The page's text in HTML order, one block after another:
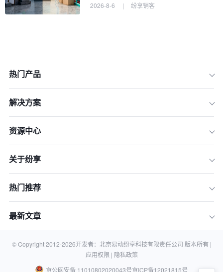
一、了解著作权
五、维护著作权的重要性
2026-8-6 | 纷享销客
热门产品
解决方案
资源中心
关于纷享
热门推荐
最新文章
© Copyright 2012-2026开发者：北京易动纷享科技有限责任公司 版本所有 |
应用权限 | 隐私政策
京公网安备 11010802020043号京ICP备12021815号